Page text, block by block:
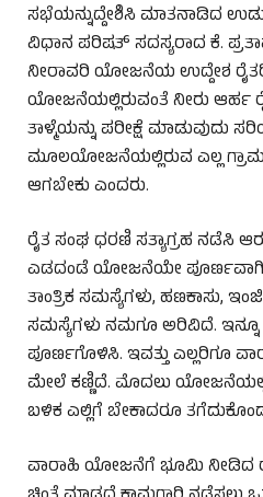
ಸಭೆಯನ್ನುದ್ದೇಶಿಸಿ ಮಾತನಾಡಿದ
ವಿಧಾನ ಪರಿಷತ್ ಸದಸ್ಯರಾದ ಕೆ.
ನೀರಾವರಿ ಯೋಜನೆಯ ಉದ್ದೇಶ
ಯೋಜನೆಯಲ್ಲಿರುವಂತೆ ನೀರು ಆರ್ಹ
ತಾಳ್ಮೆಯನ್ನು ಪರೀಕ್ಷೆ ಮಾಡುವುದು
ಮೂಲಯೋಜನೆಯಲ್ಲಿರುವ ಎಲ್ಲ
ಆಗಬೇಕು ಎಂದರು.
ರೈತ ಸಂಘ ಧರಣಿ ಸತ್ಯಾಗ್ರಹ ನಡೆಸಿ
ಎಡದಂಡೆ ಯೋಜನೆಯೇ
ತಾಂತ್ರಿಕ ಸಮಸ್ಯೆಗಳು, ಹಣಕಾಸು,
ಸಮಸ್ಯೆಗಳು ನಮಗೂ ಅರಿವಿದೆ. ಇನ್ನೂ
ಪೂರ್ಣಗೊಳಿಸಿ. ಇವತ್ತು ಎಲ್ಲರಿಗೂ
ಮೇಲೆ ಕಣ್ಣಿದೆ. ಮೊದಲು
ಬಳಿಕ ಎಲ್ಲಿಗೆ ಬೇಕಾದರೂ
ವಾರಾಹಿ ಯೋಜನೆಗೆ ಭೂಮಿ ನೀಡಿದ